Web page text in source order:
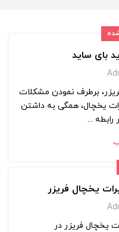
بای ساید
برطرف نمودن مشکلات
یخچال، همگی به داشتن
...
یخچال فریزر
یخچال فریزر در